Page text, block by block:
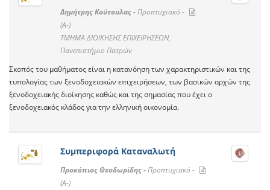
Δημήτρης Κούτουλας -Προπτυχιακό -
(A-)
ΤΜΗΜΑ ΔΙΟΙΚΗΣΗΣ ΕΠΙΧΕΙΡΗΣΕΩΝ,
Πανεπιστήμιο Πατρών
Σκοπός του μαθήματος είναι η κατανόηση των χαρακτηριστικών και της
τυπολογίας των ξενοδοχειακών επιχειρήσεων, των βασικών αρχών της
ξενοδοχειακής διοίκησης καθώς και της σημασίας που έχει ο
ξενοδοχειακός κλάδος για την ελληνική οικονομία.
Συμπεριφορά Καταναλωτή
Προκόπιος Θεοδωρίδης -Προπτυχιακό -
(A-)